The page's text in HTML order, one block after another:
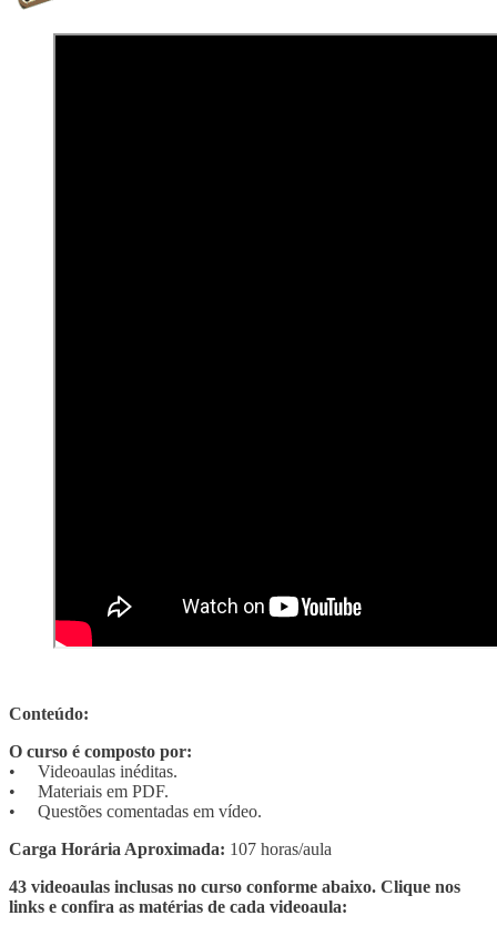
Conteúdo:
O curso é composto por:
• Videoaulas inéditas.
• Materiais em PDF.
• Questões comentadas em vídeo.
Carga Horária Aproximada: 107 horas/aula
43 videoaulas inclusas no curso conforme abaixo. Clique nos
links e confira as matérias de cada videoaula: